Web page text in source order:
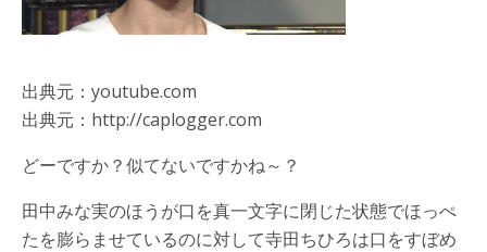
出典元：youtube.com
出典元：http://caplogger.com
どーですか？似てないですかね～？
田中みな実のほうが口を真一文字に閉じた状態でほっぺ
たを膨らませているのに対して寺田ちひろは口をすぼめ